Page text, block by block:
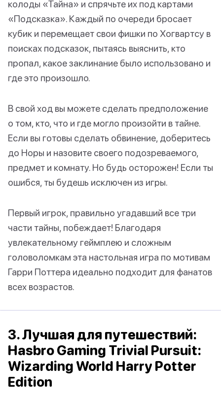
колоды «Тайна» и спрячьте их под картами
«Подсказка». Каждый по очереди бросает
кубик и перемещает свои фишки по Хогвартсу в
поисках подсказок, пытаясь выяснить, кто
пропал, какое заклинание было использовано и
где это произошло.
В свой ход вы можете сделать предположение
о том, кто, что и где могло произойти в тайне.
Если вы готовы сделать обвинение, доберитесь
до Норы и назовите своего подозреваемого,
предмет и комнату. Но будь осторожен! Если ты
ошибся, ты будешь исключен из игры.
Первый игрок, правильно угадавший все три
части тайны, побеждает! Благодаря
увлекательному геймплею и сложным
головоломкам эта настольная игра по мотивам
Гарри Поттера идеально подходит для фанатов
всех возрастов.
3. Лучшая для путешествий:
Hasbro Gaming Trivial Pursuit:
Wizarding World Harry Potter
Edition